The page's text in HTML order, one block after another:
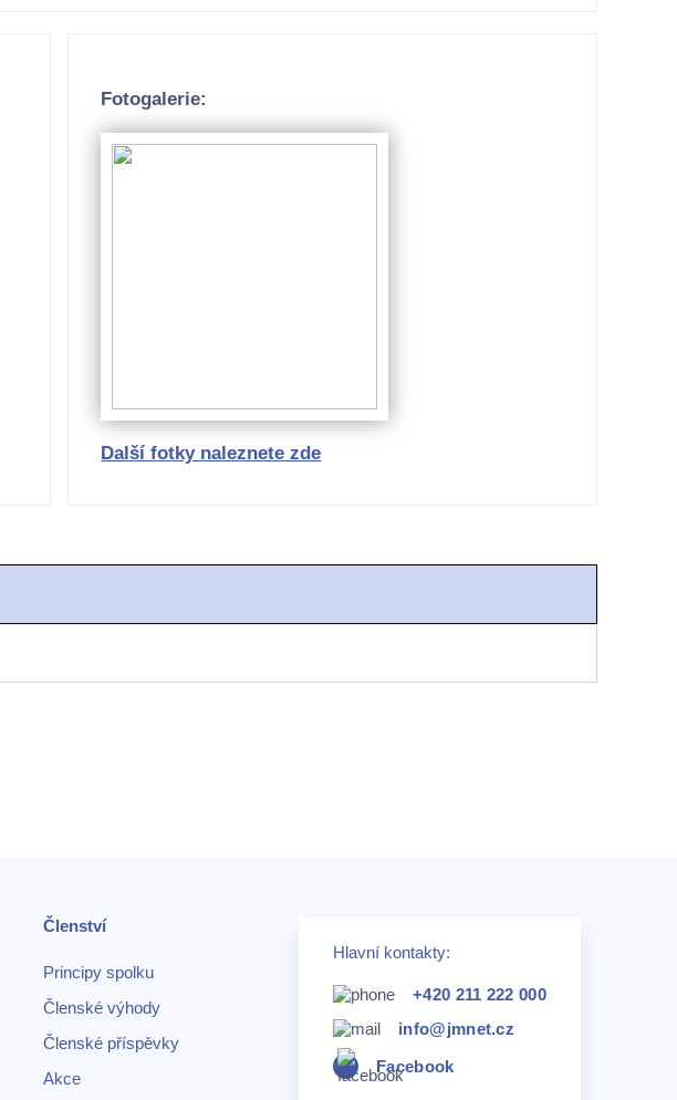
Fotogalerie:
Další fotky naleznete zde
Členství
Principy spolku
Členské výhody
Členské příspěvky
Akce
Hlavní kontakty:
+420 211 222 000
info@jmnet.cz
Facebook